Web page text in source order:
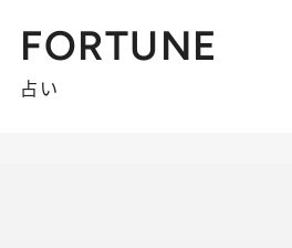
FORTUNE
占い